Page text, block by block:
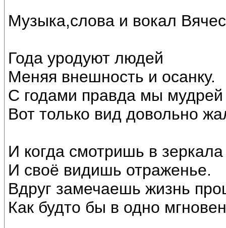
Музыка,слова и вокал
Года уродуют людей
Меняя внешность и осанку.
С годами правда мы мудрей
Вот только вид довольно
И когда смотришь в зеркала
И своё видишь отраженье.
Вдруг замечаешь жизнь
Как будто бы в одно